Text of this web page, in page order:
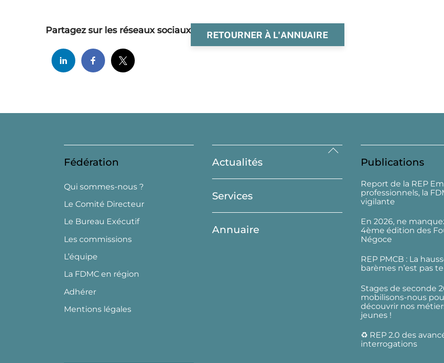
RETOURNER À L'ANNUAIRE
Partagez sur les réseaux sociaux
Back
Top
Fédération
Qui sommes-nous ?
Le Comité Directeur
Le Bureau Exécutif
Les commissions
L’équipe
La FDMC en région
Adhérer
Mentions légales
Actualités
Services
Annuaire
Publications
Report de la REP
professionnels, la
vigilante
En 2026, ne
4ème édition des
Négoce
REP PMCB : La
barèmes n’est pas
Stages de seconde
mobilisons-nous
découvrir nos
jeunes !
♻️ REP 2.0 des
interrogations